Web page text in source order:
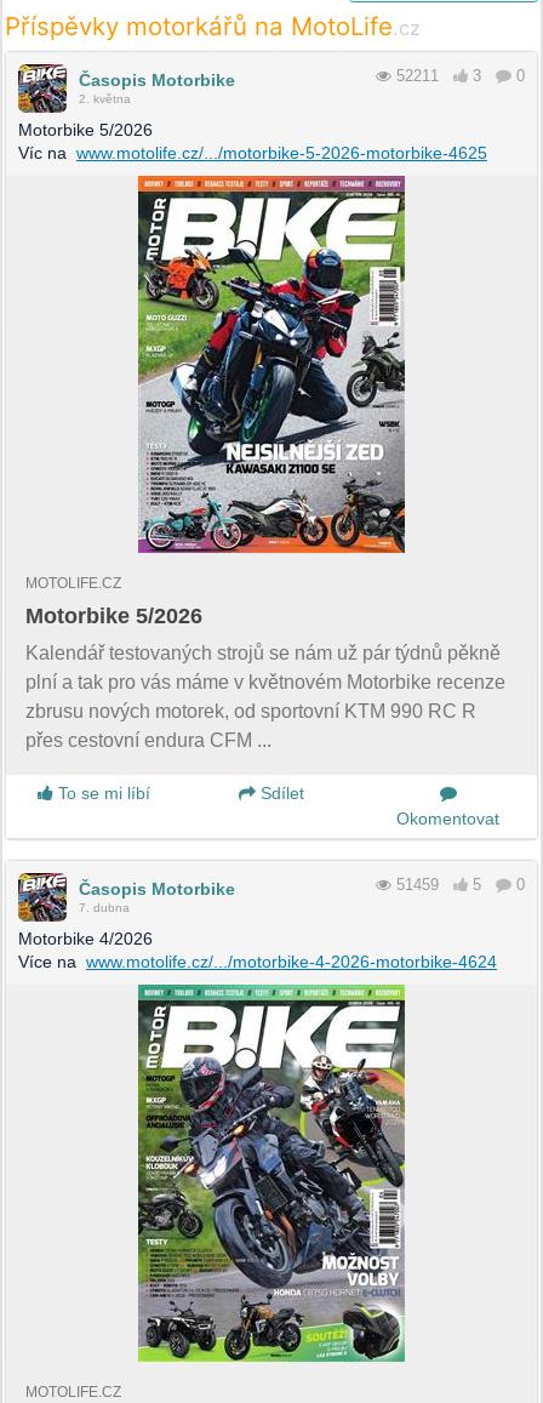
Příspěvky motorkářů na MotoLife.cz
Časopis Motorbike
2. května
52211 3 0
Motorbike 5/2026
Víc na www.motolife.cz/.../motorbike-5-2026-motorbike-4625
MOTOLIFE.CZ
Motorbike 5/2026
Kalendář testovaných strojů se nám už pár týdnů pěkně
plní a tak pro vás máme v květnovém Motorbike recenze
zbrusu nových motorek, od sportovní KTM 990 RC R
přes cestovní endura CFM ...
To se mi líbí
Sdílet
Okomentovat
Časopis Motorbike
7. dubna
51459 5 0
Motorbike 4/2026
Více na www.motolife.cz/.../motorbike-4-2026-motorbike-4624
MOTOLIFE.CZ